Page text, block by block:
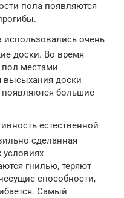
пола появляются
использовались очень
доски. Во время
местами
высыхания доски
большие
естественной
сделанная
условиях
гнилью, теряют
способности,
Самый